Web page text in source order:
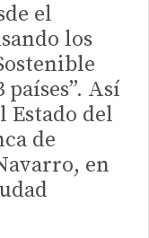
el
los
países”. Así
Estado del
de
en